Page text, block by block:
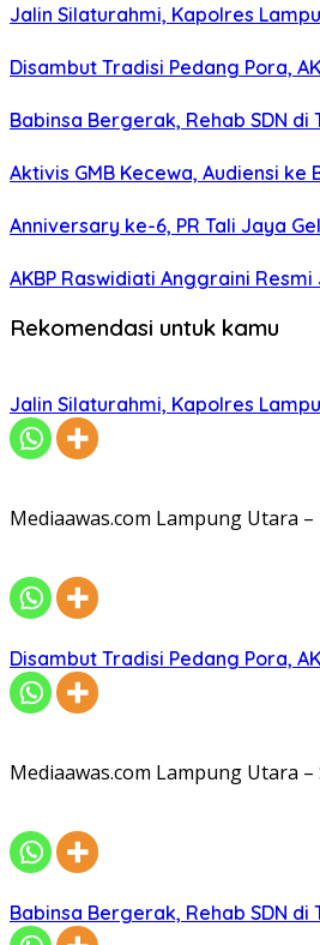
Jalin Silaturahmi, Kapolres
Disambut Tradisi Pedang Pora,
Babinsa Bergerak, Rehab SDN
Aktivis GMB Kecewa, Audiensi ke
Anniversary ke-6, PR Tali Jaya
AKBP Raswidiati Anggraini
Rekomendasi untuk kamu
Jalin Silaturahmi, Kapolres
Mediaawas.com Lampung Utara
Disambut Tradisi Pedang Pora,
Mediaawas.com Lampung Utara
Babinsa Bergerak, Rehab SDN